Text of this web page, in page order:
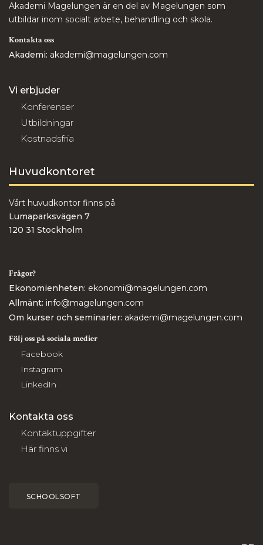
Akademi Magelungen är en del av Magelungen som
utbildar inom socialt arbete, behandling och skola.
Kontakta oss
Akademi: akademi@magelungen.com
Vi erbjuder
Konferenser
Utbildningar
Kostnadsfria
Huvudkontoret
Vårt huvudkontor finns på
Lumaparksvägen 7
120 31 Stockholm
Frågor?
Ekonomienheten: ekonomi@magelungen.com
Allmänt: info@magelungen.com
Om kurser och seminarier: akademi@magelungen.com
Följ oss på sociala medier
Facebook
Instagram
LinkedIn
Kontakta oss
Kontaktuppgifter
Här finns vi
SCHOOLSOFT